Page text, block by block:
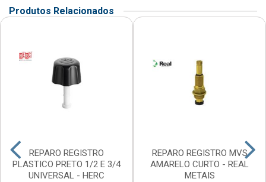
Produtos Relacionados
REPARO REGISTRO
PLASTICO PRETO 1/2 E 3/4
UNIVERSAL - HERC
REPARO REGISTRO MVS
AMARELO CURTO - REAL
METAIS